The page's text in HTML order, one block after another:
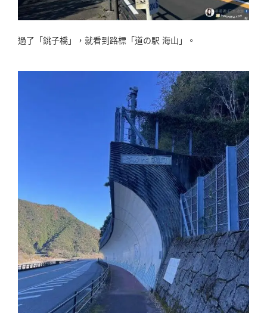
過了「銚子橋」，就看到路標「道の駅 海山」。